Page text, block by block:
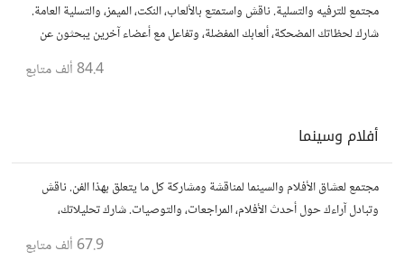
مجتمع للترفيه والتسلية. ناقش واستمتع بالألعاب، النكت، الميمز، والتسلية العامة.
شارك لحظاتك المضحكة، ألعابك المفضلة، وتفاعل مع أعضاء آخرين يبحثون عن
84.4 ألف متابع
أفلام وسينما
مجتمع لعشاق الأفلام والسينما لمناقشة ومشاركة كل ما يتعلق بهذا الفن. ناقش
وتبادل آراءك حول أحدث الأفلام، المراجعات، والتوصيات. شارك تحليلاتك،
قصصك، واستمتع بنقاشات حول الأفلام والمخرجين والسيناريوهات.
67.9 ألف متابع